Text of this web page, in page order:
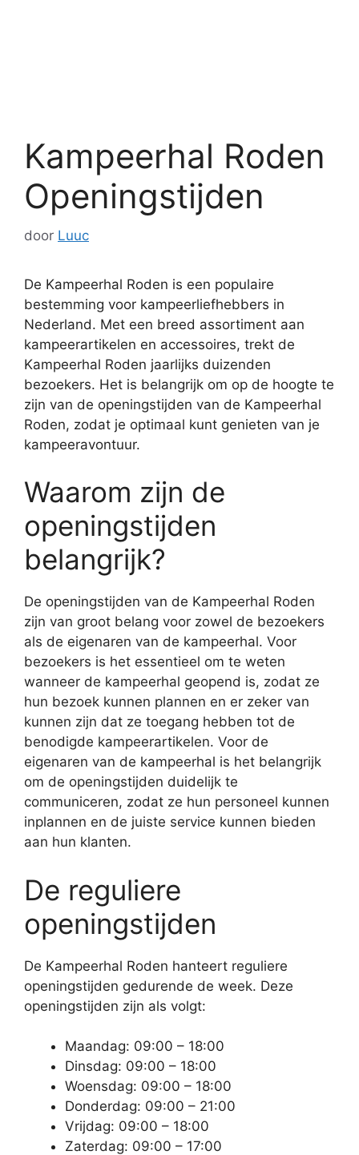
Kampeerhal Roden
Openingstijden
door Luuc
De Kampeerhal Roden is een populaire
bestemming voor kampeerliefhebbers in
Nederland. Met een breed assortiment aan
kampeerartikelen en accessoires, trekt de
Kampeerhal Roden jaarlijks duizenden
bezoekers. Het is belangrijk om op de hoogte te
zijn van de openingstijden van de Kampeerhal
Roden, zodat je optimaal kunt genieten van je
kampeeravontuur.
Waarom zijn de
openingstijden
belangrijk?
De openingstijden van de Kampeerhal Roden
zijn van groot belang voor zowel de bezoekers
als de eigenaren van de kampeerhal. Voor
bezoekers is het essentieel om te weten
wanneer de kampeerhal geopend is, zodat ze
hun bezoek kunnen plannen en er zeker van
kunnen zijn dat ze toegang hebben tot de
benodigde kampeerartikelen. Voor de
eigenaren van de kampeerhal is het belangrijk
om de openingstijden duidelijk te
communiceren, zodat ze hun personeel kunnen
inplannen en de juiste service kunnen bieden
aan hun klanten.
De reguliere
openingstijden
De Kampeerhal Roden hanteert reguliere
openingstijden gedurende de week. Deze
openingstijden zijn als volgt:
Maandag: 09:00 – 18:00
Dinsdag: 09:00 – 18:00
Woensdag: 09:00 – 18:00
Donderdag: 09:00 – 21:00
Vrijdag: 09:00 – 18:00
Zaterdag: 09:00 – 17:00